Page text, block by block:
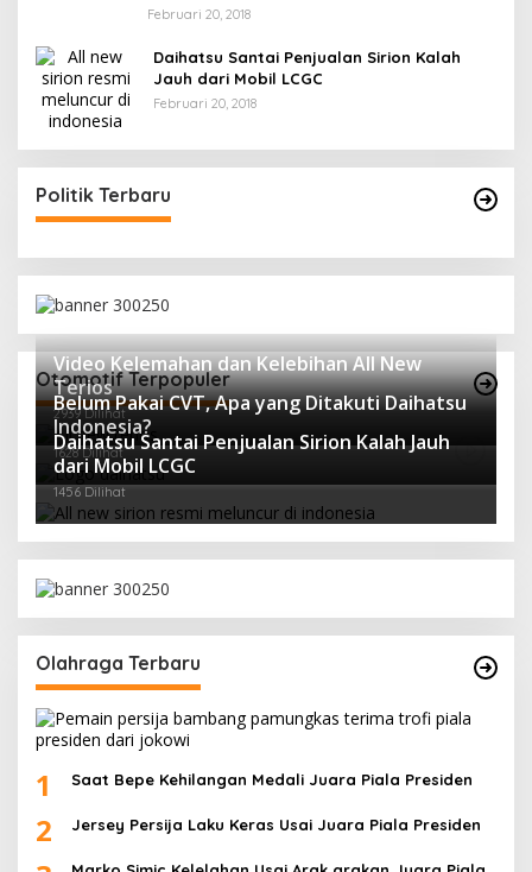
Februari 20, 2018
Daihatsu Santai Penjualan Sirion Kalah
Jauh dari Mobil LCGC
Februari 20, 2018
Politik Terbaru
Otomotif Terpopuler
Video Kelemahan dan Kelebihan All New
Terios
2939 Dilihat
Belum Pakai CVT, Apa yang Ditakuti Daihatsu
Indonesia?
1628 Dilihat
Daihatsu Santai Penjualan Sirion Kalah Jauh
dari Mobil LCGC
1456 Dilihat
Olahraga Terbaru
1 Saat Bepe Kehilangan Medali Juara Piala Presiden
2 Jersey Persija Laku Keras Usai Juara Piala Presiden